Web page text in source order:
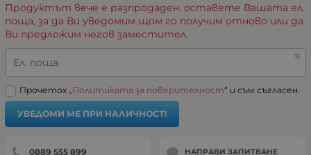
Продуктът вече е разпродаден, оставете Вашата ел.
поща, за да Ви уведомим щом го получим отново или да
Ви предложим негов заместител.
Ел. поща
Прочетох „ Политиката за поверителност“ и съм съгласен.
УВЕДОМИ МЕ ПРИ НАЛИЧНОСТ!
0889 555 899 НАПРАВИ ЗАПИТВАНЕ